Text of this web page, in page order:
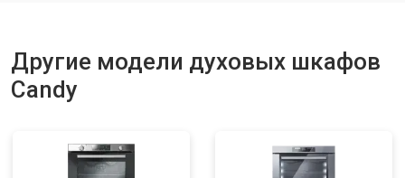
Другие модели духовых шкафов
Candy